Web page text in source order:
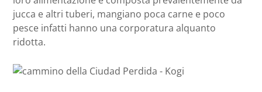
jucca e altri tuberi, mangiano poca carne e poco
pesce infatti hanno una corporatura alquanto
ridotta.